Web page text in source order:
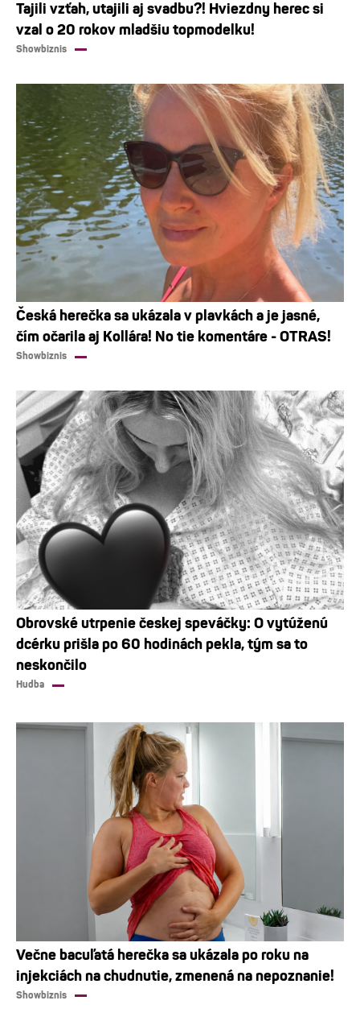
Tajili vzťah, utajili aj svadbu?! Hviezdny herec si
vzal o 20 rokov mladšiu topmodelku!
Showbiznis
Česká herečka sa ukázala v plavkách a je jasné,
čím očarila aj Kollára! No tie komentáre - OTRAS!
Showbiznis
Obrovské utrpenie českej speváčky: O vytúženú
dcérku prišla po 60 hodinách pekla, tým sa to
neskončilo
Hudba
Večne bacuľatá herečka sa ukázala po roku na
injekciách na chudnutie, zmenená na nepoznanie!
Showbiznis